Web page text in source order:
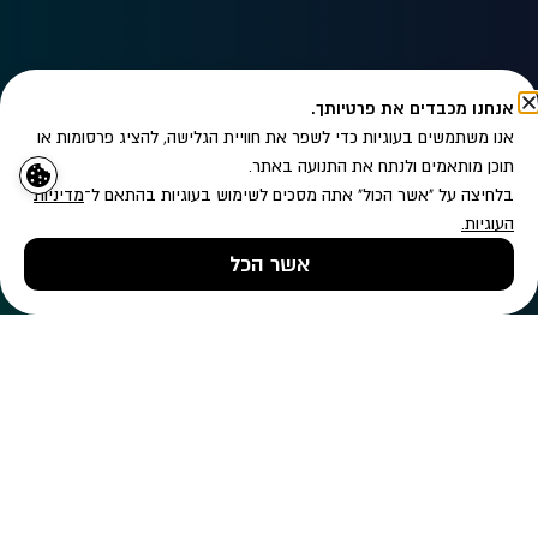
מעוניין/ת לקבל עדכונים לפימדיניות הפרטיות
שליחה
אנחנו מכבדים את פרטיותך.
אנו משתמשים בעוגיות כדי לשפר את חוויית הגלישה, להציג פרסומות או
תוכן מותאמים ולנתח את התנועה באתר.
בלחיצה על "אשר הכול" אתה מסכים לשימוש בעוגיות בהתאם ל־מדיניות
העוגיות
אשר הכל